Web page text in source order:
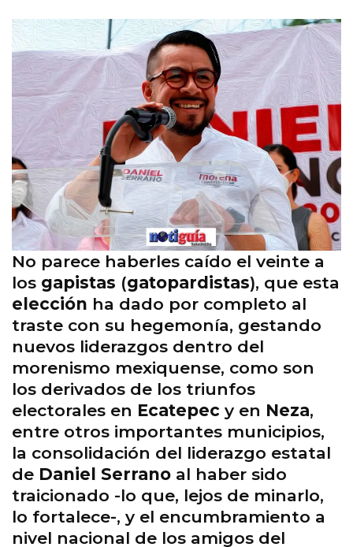
No parece haberles caído el veinte a
los gapistas (gatopardistas), que esta
elección ha dado por completo al
traste con su hegemonía, gestando
nuevos liderazgos dentro del
morenismo mexiquense, como son
los derivados de los triunfos
electorales en Ecatepec y en Neza,
entre otros importantes municipios,
la consolidación del liderazgo estatal
de Daniel Serrano al haber sido
traicionado -lo que, lejos de minarlo,
lo fortalece-, y el encumbramiento a
nivel nacional de los amigos del